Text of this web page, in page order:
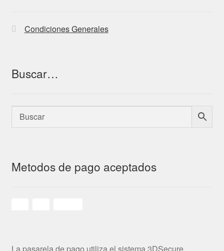
Condiciones Generales
Buscar…
Metodos de pago aceptados